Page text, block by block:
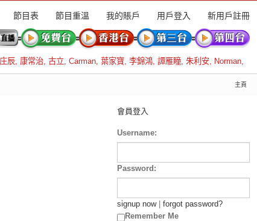
節目表 節目重溫 我的賬戶 用戶登入 新用戶註冊
辰, 康常治, 古立, Carman, 葉家寶, 李錦鴻, 譚雁瞳, 朱利安, Norman,
主頁
會員登入
Username:
Password:
signup now| forgot password?
Remember Me